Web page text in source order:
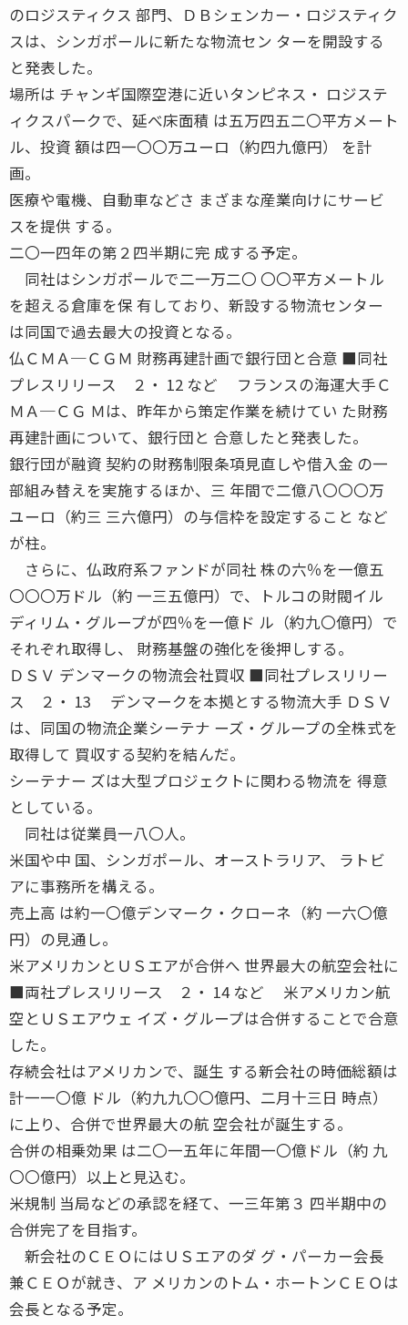
のロジスティクス 部門、ＤＢシェンカー・ロジスティク
スは、シンガポールに新たな物流セン ターを開設する
と発表した。
場所は チャンギ国際空港に近いタンピネス・ ロジステ
ィクスパークで、延べ床面積 は五万四五二〇平方メート
ル、投資 額は四一〇〇万ユーロ（約四九億円） を計
画。
医療や電機、自動車などさ まざまな産業向けにサービ
スを提供 する。
二〇一四年の第２四半期に完 成する予定。
同社はシンガポールで二一万二〇 〇〇平方メートル
を超える倉庫を保 有しており、新設する物流センター
は同国で過去最大の投資となる。
仏ＣＭＡ─ＣＧＭ 財務再建計画で銀行団と合意 ■同社
プレスリリース ２・ 12 など フランスの海運大手Ｃ
ＭＡ─ＣＧ Ｍは、昨年から策定作業を続けてい た財務
再建計画について、銀行団と 合意したと発表した。
銀行団が融資 契約の財務制限条項見直しや借入金 の一
部組み替えを実施するほか、三 年間で二億八〇〇〇万
ユーロ（約三 三六億円）の与信枠を設定すること など
が柱。
さらに、仏政府系ファンドが同社 株の六％を一億五
〇〇〇万ドル（約 一三五億円）で、トルコの財閥イル
ディリム・グループが四％を一億ド ル（約九〇億円）で
それぞれ取得し、 財務基盤の強化を後押しする。
ＤＳＶ デンマークの物流会社買収 ■同社プレスリリー
ス ２・ 13 デンマークを本拠とする物流大手 ＤＳＶ
は、同国の物流企業シーテナ ーズ・グループの全株式を
取得して 買収する契約を結んだ。
シーテナー ズは大型プロジェクトに関わる物流を 得意
としている。
同社は従業員一八〇人。
米国や中 国、シンガポール、オーストラリア、 ラトビ
アに事務所を構える。
売上高 は約一〇億デンマーク・クローネ（約 一六〇億
円）の見通し。
米アメリカンとＵＳエアが合併へ 世界最大の航空会社に
■両社プレスリリース ２・ 14 など 米アメリカン航
空とＵＳエアウェ イズ・グループは合併することで合意
した。
存続会社はアメリカンで、誕生 する新会社の時価総額は
計一一〇億 ドル（約九九〇〇億円、二月十三日 時点）
に上り、合併で世界最大の航 空会社が誕生する。
合併の相乗効果 は二〇一五年に年間一〇億ドル（約 九
〇〇億円）以上と見込む。
米規制 当局などの承認を経て、一三年第３ 四半期中の
合併完了を目指す。
新会社のＣＥＯにはＵＳエアのダ グ・パーカー会長
兼ＣＥＯが就き、ア メリカンのトム・ホートンＣＥＯは
会長となる予定。